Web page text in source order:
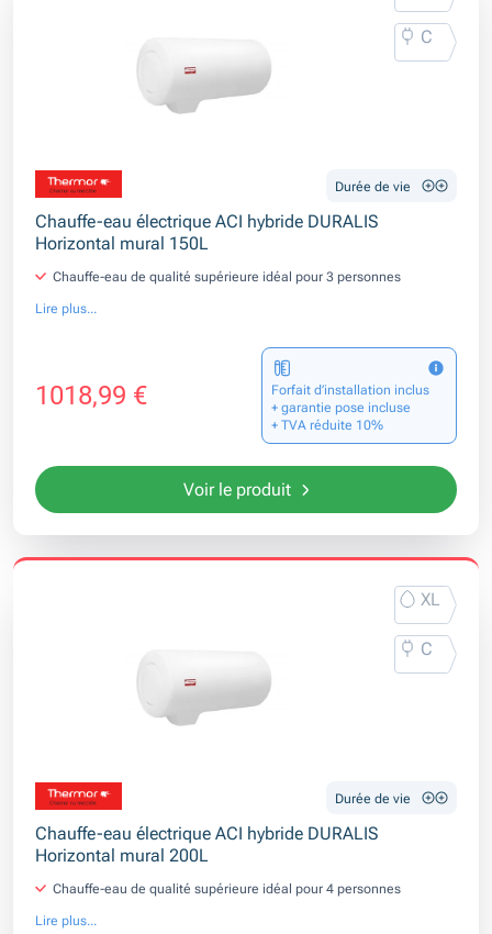
C
Durée de vie
Chauffe-eau électrique ACI hybride DURALIS
Horizontal mural 150L
Chauffe-eau de qualité supérieure idéal pour 3 personnes
Lire plus...
1018,99 €
Forfait d’installation inclus
+ garantie pose incluse
+ TVA réduite 10%
Voir le produit
XL
C
Durée de vie
Chauffe-eau électrique ACI hybride DURALIS
Horizontal mural 200L
Chauffe-eau de qualité supérieure idéal pour 4 personnes
Lire plus...